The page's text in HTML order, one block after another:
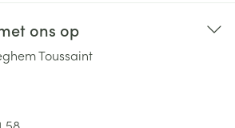
ons op
Toussaint